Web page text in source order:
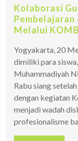
Kolaborasi
Pembelajaran
Melalui
Yogyakarta, 20
dimiliki para
Muhammadiyah
Rabu siang
dengan kegiatan
menjadi wadah
profesionalisme